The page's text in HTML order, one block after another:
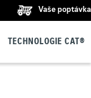
Vaše poptávka
TECHNOLOGIE CAT®